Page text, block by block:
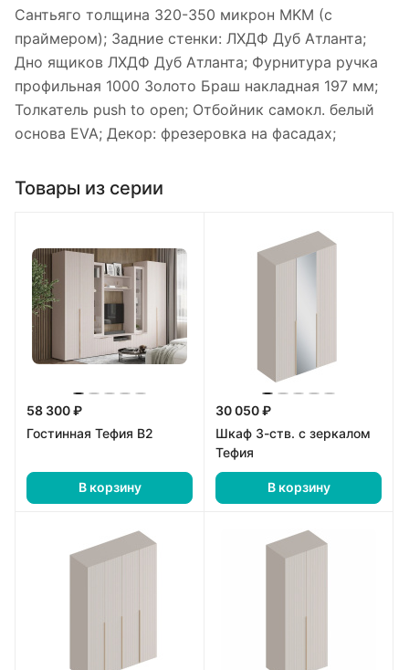
Сантьяго толщина 320-350 микрон MKM (с
праймером); Задние стенки: ЛХДФ Дуб Атланта;
Дно ящиков ЛХДФ Дуб Атланта; Фурнитура ручка
профильная 1000 Золото Браш накладная 197 мм;
Толкатель push to open; Отбойник самокл. белый
основа EVA; Декор: фрезеровка на фасадах;
Товары из серии
58 300 ₽
Гостинная Тефия В2
В корзину
30 050 ₽
Шкаф 3-ств. с зеркалом
Тефия
В корзину